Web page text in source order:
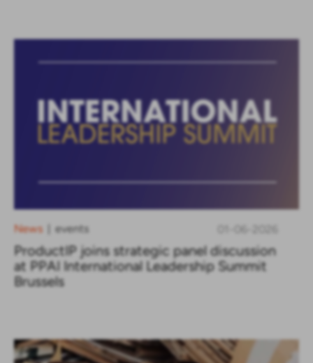
News events 01-06-2026
ProductIP joins strategic panel discussion
at PPAI International Leadership Summit
Brussels